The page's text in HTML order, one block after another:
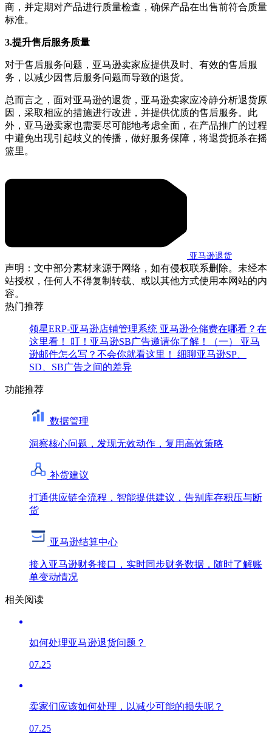
商，并定期对产品进行质量检查，确保产品在出售前符合质量
标准。
3.提升售后服务质量
对于售后服务问题，亚马逊卖家应提供及时、有效的售后服
务，以减少因售后服务问题而导致的退货。
总而言之，面对亚马逊的退货，亚马逊卖家应冷静分析退货原
因，采取相应的措施进行改进，并提供优质的售后服务。此
外，亚马逊卖家也需要尽可能地考虑全面，在产品推广的过程
中避免出现引起歧义的传播，做好服务保障，将退货扼杀在摇
篮里。
亚马逊退货
声明：文中部分素材来源于网络，如有侵权联系删除。未经本
站授权，任何人不得复制转载、或以其他方式使用本网站的内
容。
热门推荐
领星ERP-亚马逊店铺管理系统 亚马逊仓储费在哪看？在
这里看！ 叮！亚马逊SB广告邀请你了解！（一） 亚马
逊邮件怎么写？不会你就看这里！ 细聊亚马逊SP、
SD、SB广告之间的差异
功能推荐
数据管理
洞察核心问题，发现无效动作，复用高效策略
补货建议
打通供应链全流程，智能提供建议，告别库存积压与断
货
亚马逊结算中心
接入亚马逊财务接口，实时同步财务数据，随时了解账
单变动情况
相关阅读
如何处理亚马逊退货问题？
07.25
卖家们应该如何处理，以减少可能的损失呢？
07.25